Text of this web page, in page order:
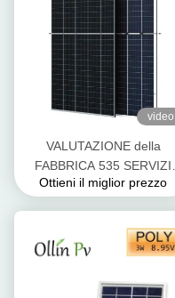
video
VALUTAZIONE della
FABBRICA 535 SERVIZI
TAGLIATI dell'OEM delle
540W 545W 550W 560W
Ottieni il miglior prezzo